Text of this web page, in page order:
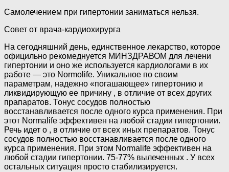
Самолечением при гипертонии заниматься нельзя.
Совет от врача-кардиохирурга
На сегодняшний день, единственное лекарство, которое
официльно рекомеднуется МИНЗДРАВОМ для лечени
гипертонии и оно же используется кардиологами в их
работе — это Normolife. Уникальное по своим
параметрам, надежно «погашающее» гипертонию и
ликвидирующую ее причину , в отличие от всех других
прапаратов. Тонус сосудов полностью
восстанавливается после одного курса применения. При
этот Normalife эффективен на любой стадии гипертонии.
Речь идет о , в отличие от всех иных препаратов. Тонус
сосудов полностью восстанавливается после одного
курса применения. При этом Normalife эффективен на
любой стадии гипертонии. 75-77% вылеченных . У всех
остальных ситуация просто стабилизируется.